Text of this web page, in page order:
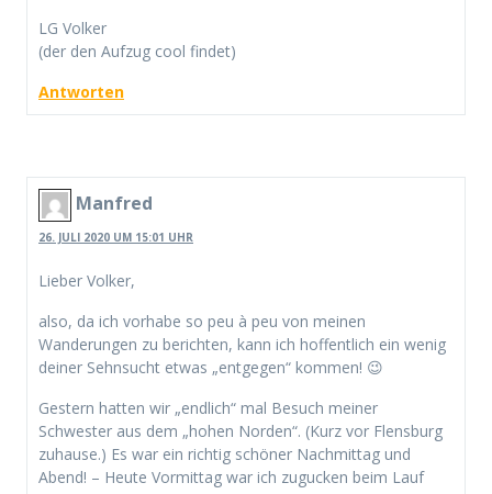
LG Volker
(der den Aufzug cool findet)
Antworten
Manfred
26. JULI 2020 UM 15:01 UHR
Lieber Volker,
also, da ich vorhabe so peu à peu von meinen
Wanderungen zu berichten, kann ich hoffentlich ein wenig
deiner Sehnsucht etwas „entgegen“ kommen! 😉
Gestern hatten wir „endlich“ mal Besuch meiner
Schwester aus dem „hohen Norden“. (Kurz vor Flensburg
zuhause.) Es war ein richtig schöner Nachmittag und
Abend! – Heute Vormittag war ich zugucken beim Lauf